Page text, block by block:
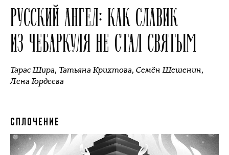
РУССКИЙ АНГЕЛ: КАК СЛАВИК
ИЗ ЧЕБАРКУЛЯ НЕ СТАЛ СВЯТЫМ
Тарас Шира, Татьяна Крихтова, Семён Шешенин,
Лена Гордеева
СПЛОЧЕНИЕ